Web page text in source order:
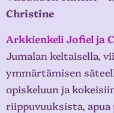
Christine
Arkkienkeli Jofiel ja
Jumalan keltaisella,
ymmärtämisen
opiskeluun ja
riippuvuuksista,